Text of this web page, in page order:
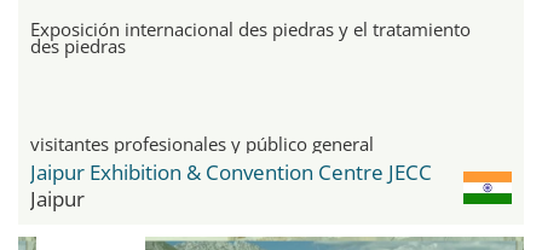
Exposición internacional des piedras y el tratamiento
des piedras
visitantes profesionales y público general
Jaipur Exhibition & Convention Centre JECC
Jaipur